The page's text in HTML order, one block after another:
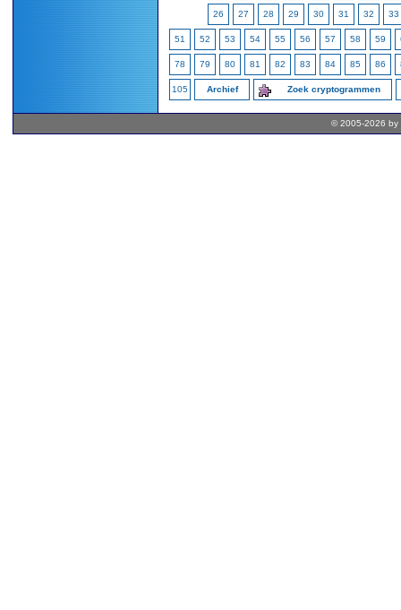
26 27 28 29 30 31 32 33
51 52 53 54 55 56 57 58 59
78 79 80 81 82 83 84 85 86
105 Archief Zoek cryptogrammen
© 2005-2026 by